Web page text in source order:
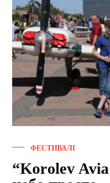
ФЕСТИВАЛІ
“Korolev Avia